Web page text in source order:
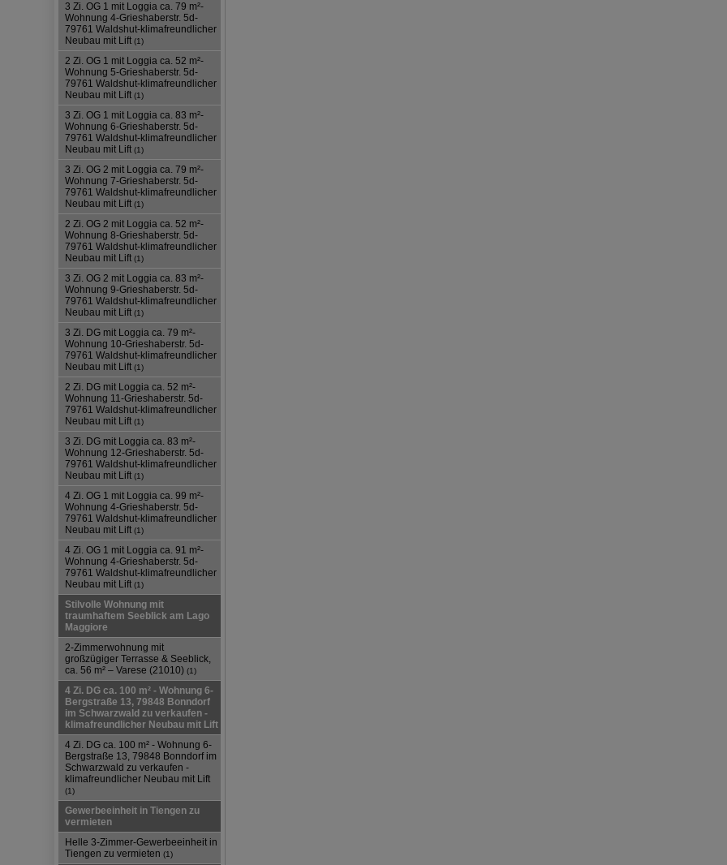
3 Zi. OG 1 mit Loggia ca. 79 m²-
Wohnung 4-Grieshaberstr. 5d-
79761 Waldshut-klimafreundlicher
Neubau mit Lift(1)
2 Zi. OG 1 mit Loggia ca. 52 m²-
Wohnung 5-Grieshaberstr. 5d-
79761 Waldshut-klimafreundlicher
Neubau mit Lift(1)
3 Zi. OG 1 mit Loggia ca. 83 m²-
Wohnung 6-Grieshaberstr. 5d-
79761 Waldshut-klimafreundlicher
Neubau mit Lift(1)
3 Zi. OG 2 mit Loggia ca. 79 m²-
Wohnung 7-Grieshaberstr. 5d-
79761 Waldshut-klimafreundlicher
Neubau mit Lift(1)
2 Zi. OG 2 mit Loggia ca. 52 m²-
Wohnung 8-Grieshaberstr. 5d-
79761 Waldshut-klimafreundlicher
Neubau mit Lift(1)
3 Zi. OG 2 mit Loggia ca. 83 m²-
Wohnung 9-Grieshaberstr. 5d-
79761 Waldshut-klimafreundlicher
Neubau mit Lift(1)
3 Zi. DG mit Loggia ca. 79 m²-
Wohnung 10-Grieshaberstr. 5d-
79761 Waldshut-klimafreundlicher
Neubau mit Lift(1)
2 Zi. DG mit Loggia ca. 52 m²-
Wohnung 11-Grieshaberstr. 5d-
79761 Waldshut-klimafreundlicher
Neubau mit Lift(1)
3 Zi. DG mit Loggia ca. 83 m²-
Wohnung 12-Grieshaberstr. 5d-
79761 Waldshut-klimafreundlicher
Neubau mit Lift(1)
4 Zi. OG 1 mit Loggia ca. 99 m²-
Wohnung 4-Grieshaberstr. 5d-
79761 Waldshut-klimafreundlicher
Neubau mit Lift(1)
4 Zi. OG 1 mit Loggia ca. 91 m²-
Wohnung 4-Grieshaberstr. 5d-
79761 Waldshut-klimafreundlicher
Neubau mit Lift(1)
Stilvolle Wohnung mit
traumhaftem Seeblick am Lago
Maggiore
2-Zimmerwohnung mit
großzügiger Terrasse & Seeblick,
ca. 56 m² – Varese (21010)(1)
4 Zi. DG ca. 100 m² - Wohnung 6-
Bergstraße 13, 79848 Bonndorf
im Schwarzwald zu verkaufen -
klimafreundlicher Neubau mit Lift
4 Zi. DG ca. 100 m² - Wohnung 6-
Bergstraße 13, 79848 Bonndorf im
Schwarzwald zu verkaufen -
klimafreundlicher Neubau mit Lift
(1)
Gewerbeeinheit in Tiengen zu
vermieten
Helle 3-Zimmer-Gewerbeeinheit in
Tiengen zu vermieten(1)